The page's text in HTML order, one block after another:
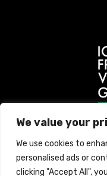
We value your
We use cookies to
personalised ads or
clicking "Accept All",